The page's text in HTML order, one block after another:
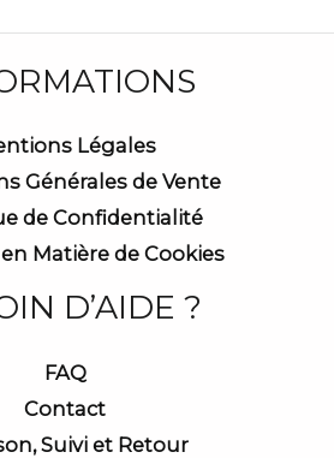
Légales
Générales de Vente
de Confidentialité
Matière de Cookies
D’AIDE ?
FAQ
Contact
Suivi et Retour